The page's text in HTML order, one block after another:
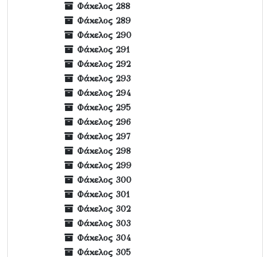
Φάκελος 288
Φάκελος 289
Φάκελος 290
Φάκελος 291
Φάκελος 292
Φάκελος 293
Φάκελος 294
Φάκελος 295
Φάκελος 296
Φάκελος 297
Φάκελος 298
Φάκελος 299
Φάκελος 300
Φάκελος 301
Φάκελος 302
Φάκελος 303
Φάκελος 304
Φάκελος 305